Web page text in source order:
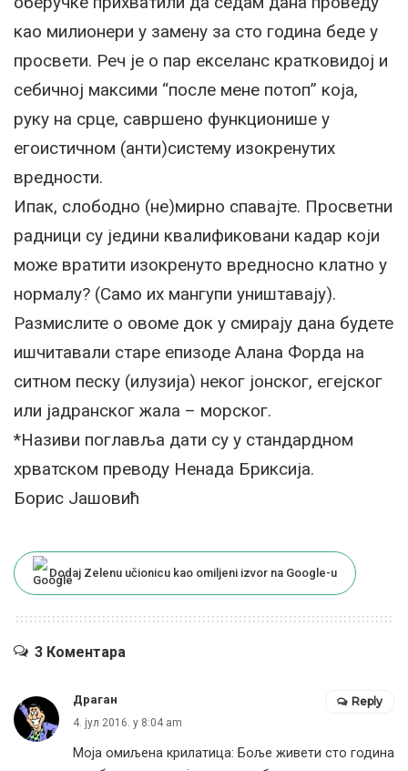
као милионери у замену за сто година беде у
просвети. Реч је о пар екселанс кратковидој и
себичној максими “после мене потоп” која,
руку на срце, савршено функционише у
егоистичном (анти)систему изокренутих
вредности.
Ипак, слободно (не)мирно спавајте. Просветни
радници су једини квалификовани кадар који
може вратити изокренуто вредносно клатно у
нормалу? (Само их мангупи уништавају).
Размислите о овоме док у смирају дана будете
ишчитавали старе епизоде Алана Форда на
ситном песку (илузија) неког јонског, егејског
или јадранског жала – морског.
*Називи поглавља дати су у стандардном
хрватском преводу Ненада Бриксија.
Борис Јашовић
Dodaj Zelenu učionicu kao omiljeni izvor na Google-u
3 Коментара
Драган
4. јул 2016. у 8:04 am
Моја омиљена крилатица: Боље живети сто година
Reply